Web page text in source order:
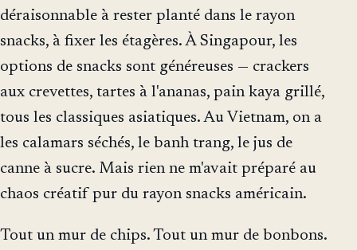
déraisonnable à rester planté dans le rayon
snacks, à fixer les étagères. À Singapour, les
options de snacks sont généreuses — crackers
aux crevettes, tartes à l'ananas, pain kaya grillé,
tous les classiques asiatiques. Au Vietnam, on a
les calamars séchés, le banh trang, le jus de
canne à sucre. Mais rien ne m'avait préparé au
chaos créatif pur du rayon snacks américain.
Tout un mur de chips. Tout un mur de bonbons.